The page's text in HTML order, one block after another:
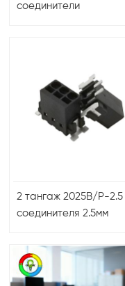
соединители
2 тангаж 2025В/Р-2.5
соединителя 2.5мм
СМД ПКБ пути